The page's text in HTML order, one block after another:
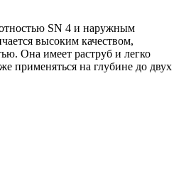
SN 4 и наружным
высоким качеством,
Она имеет раструб и легко
применяться на глубине до двух